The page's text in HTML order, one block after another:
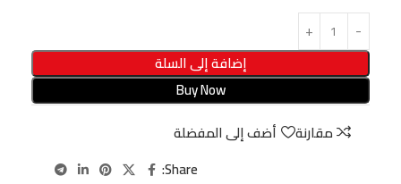
إضافة إلى السلة
Buy Now
مقارنة
أضف إلى المفضلة
Share: